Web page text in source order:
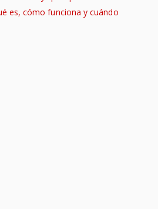
es, cómo funciona y cuándo